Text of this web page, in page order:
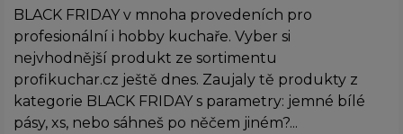
BLACK FRIDAY v mnoha provedeních pro
profesionální i hobby kuchaře. Vyber si
nejvhodnější produkt ze sortimentu
profikuchar.cz ještě dnes. Zaujaly tě produkty z
kategorie BLACK FRIDAY s parametry: jemné bílé
pásy, xs, nebo sáhneš po něčem jiném?...